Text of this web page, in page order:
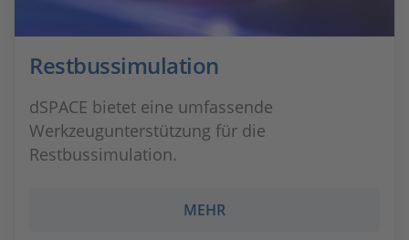
Restbussimulation
dSPACE bietet eine umfassende
Werkzeugunterstützung für die
Restbussimulation.
MEHR